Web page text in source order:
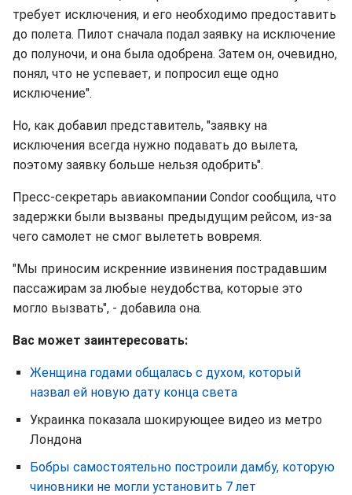
требует исключения, и его необходимо предоставить
до полета. Пилот сначала подал заявку на исключение
до полуночи, и она была одобрена. Затем он, очевидно,
понял, что не успевает, и попросил еще одно
исключение".
Но, как добавил представитель, "заявку на
исключения всегда нужно подавать до вылета,
поэтому заявку больше нельзя одобрить".
Пресс-секретарь авиакомпании Condor сообщила, что
задержки были вызваны предыдущим рейсом, из-за
чего самолет не смог вылететь вовремя.
"Мы приносим искренние извинения пострадавшим
пассажирам за любые неудобства, которые это
могло вызвать", - добавила она.
Вас может заинтересовать:
Женщина годами общалась с духом, который
назвал ей новую дату конца света
Украинка показала шокирующее видео из метро
Лондона
Бобры самостоятельно построили дамбу, которую
чиновники не могли установить 7 лет